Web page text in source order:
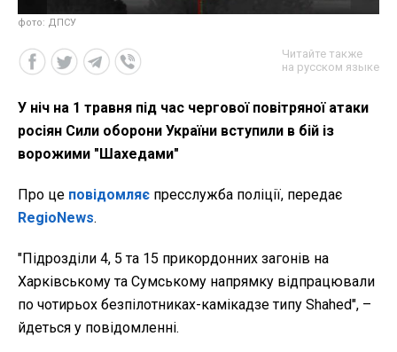
фото: ДПСУ
Читайте также
на русском языке
У ніч на 1 травня під час чергової повітряної атаки
росіян Сили оборони України вступили в бій із
ворожими "Шахедами"
Про це повідомляє пресслужба поліції, передає
RegioNews.
"Підрозділи 4, 5 та 15 прикордонних загонів на
Харківському та Сумському напрямку відпрацювали
по чотирьох безпілотниках-камікадзе типу Shahed", –
йдеться у повідомленні.